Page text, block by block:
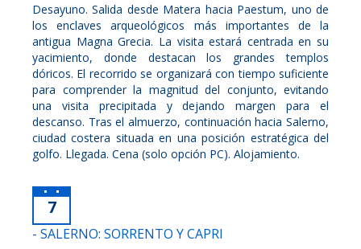
Desayuno. Salida desde Matera hacia Paestum, uno de
los enclaves arqueológicos más importantes de la
antigua Magna Grecia. La visita estará centrada en su
yacimiento, donde destacan los grandes templos
dóricos. El recorrido se organizará con tiempo suficiente
para comprender la magnitud del conjunto, evitando
una visita precipitada y dejando margen para el
descanso. Tras el almuerzo, continuación hacia Salerno,
ciudad costera situada en una posición estratégica del
golfo. Llegada. Cena (solo opción PC). Alojamiento.
7
- SALERNO: SORRENTO Y CAPRI